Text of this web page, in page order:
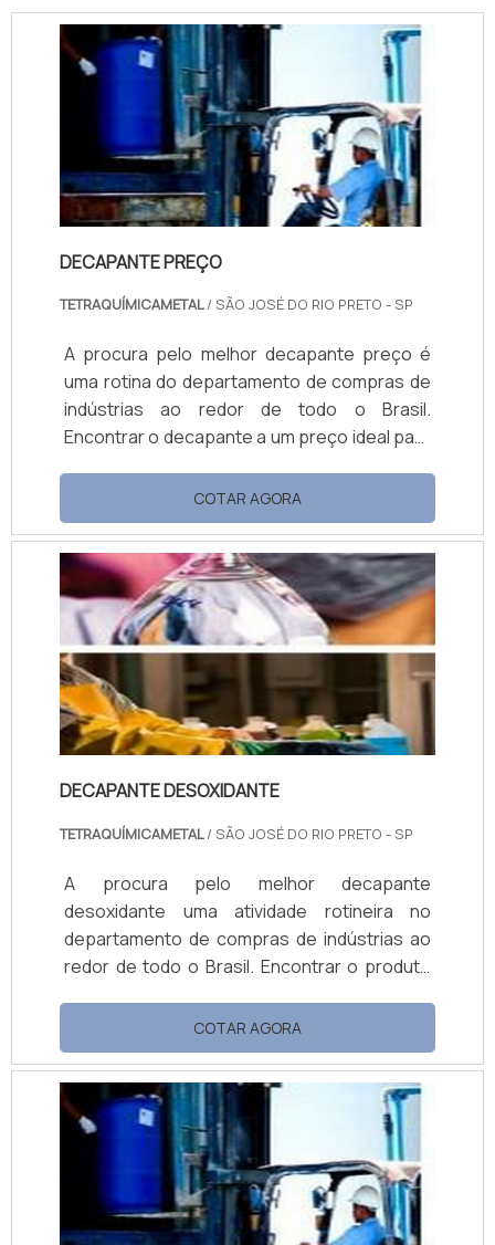
DECAPANTE PREÇO
TETRAQUÍMICAMETAL/ SÃO JOSÉ DO RIO PRETO - SP
A procura pelo melhor decapante preço é
uma rotina do departamento de compras de
indústrias ao redor de todo o Brasil.
Encontrar o decapante a um preço ideal para
desafiadora, afinal existem muitos
fabricantes e o produto em si apresenta
poucas variações.É possível encontrar
diversos produtos para inúmeras finalidades,
levando em conta que há empresas que
desenvolvem opções de decapante, sendo
tip...
COTAR AGORA
DECAPANTE DESOXIDANTE
TETRAQUÍMICAMETAL/ SÃO JOSÉ DO RIO PRETO - SP
A procura pelo melhor decapante
desoxidante uma atividade rotineira no
departamento de compras de indústrias ao
redor de todo o Brasil. Encontrar o produto
uma tarefa desafiadora, afinal existem
muitos fabricantes de decapante preço
acessível e o produto em si apresenta
poucas variações.Opções de decapantes
disponíveis no mercado Tetradecap G:
Mistura; Tetradecap NI-45; Tetrafós Metal
Plus.A Tetra...
COTAR AGORA